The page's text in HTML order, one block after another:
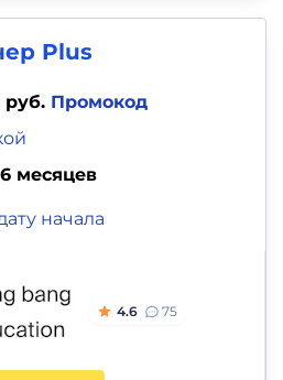
Plus
руб. Промокод
месяцев
начала
4.6 75